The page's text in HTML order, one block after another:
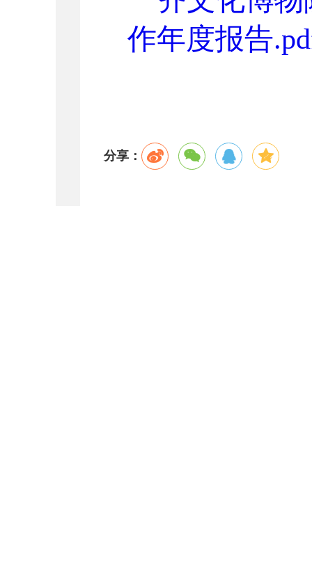
作年度报告
分享：